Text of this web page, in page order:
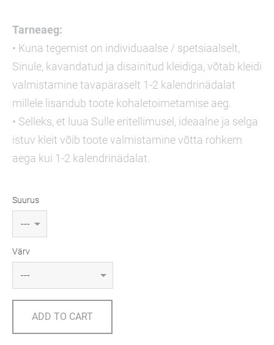
Tarneaeg:
• Kuna tegemist on individuaalse / spetsiaalselt,
Sinule, kavandatud ja disainitud kleidiga, võtab kleidi
valmistamine tavapäraselt 1-2 kalendrinädalat
millele lisandub toote kohaletoimetamise aeg.
• Selleks, et luua Sulle eritellimusel, ideaalne ja selga
istuv kleit võib toote valmistamine võtta rohkem
aega kui 1-2 kalendrinädalat.
Suurus
Värv
ADD TO CART